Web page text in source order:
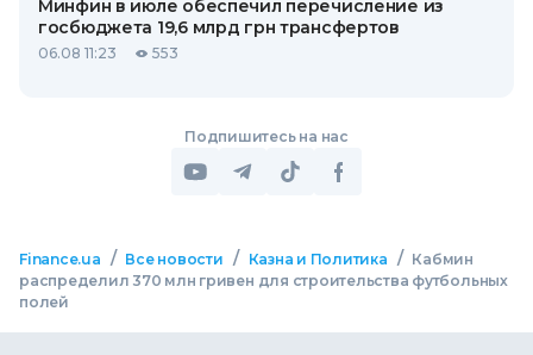
Минфин в июле обеспечил перечисление из
госбюджета 19,6 млрд грн трансфертов
06.08 11:23 553
Подпишитесь на нас
Finance.ua / Все новости / Казна и Политика / Кабмин
распределил 370 млн гривен для строительства футбольных
полей